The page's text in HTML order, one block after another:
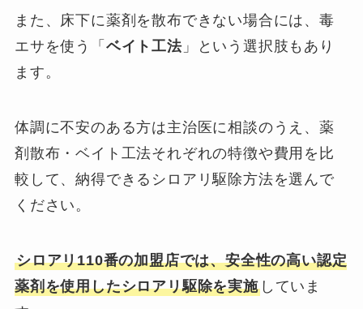
また、床下に薬剤を散布できない場合には、毒
エサを使う「 ベイト工法」という選択肢もあり
ます。
体調に不安のある方は主治医に相談のうえ、薬
剤散布・ベイト工法それぞれの特徴や費用を比
較して、納得できるシロアリ駆除方法を選んで
ください。
シロアリ110番の加盟店では、安全性の高い認定
薬剤を使用したシロアリ駆除を実施していま